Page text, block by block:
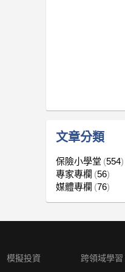
文章分類
保險小學堂 554
專家專欄 56
媒體專欄 76
模擬投資 跨領域學習